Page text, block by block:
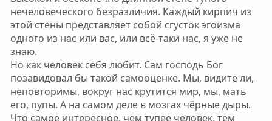
нечеловеческого безразличия. Каждый кирпич из
этой стены представляет собой сгусток эгоизма
одного из нас или вас, или всё-таки нас, я уже не
знаю.
Но как человек себя любит. Сам господь Бог
позавидовал бы такой самооценке. Мы, видите ли,
неповторимы, вокруг нас крутится мир, мы, мать
его, пупы. А на самом деле в мозгах чёрные дыры.
Что самое интересное, чем тупее человек, тем